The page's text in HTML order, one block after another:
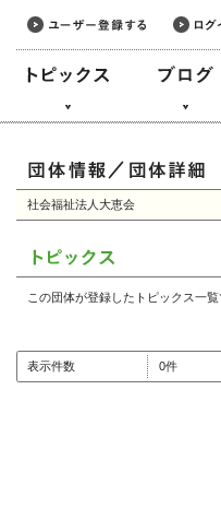
社会福祉法人大恵会
この団体が登録したトピックス一
表示件数 0件